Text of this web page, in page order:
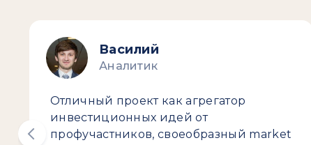
Василий
Аналитик
Отличный проект как агрегатор
инвестиционных идей от
профучастников, своеобразный market